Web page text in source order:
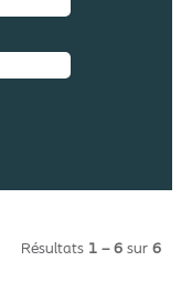
Résultats 1 – 6 sur 6